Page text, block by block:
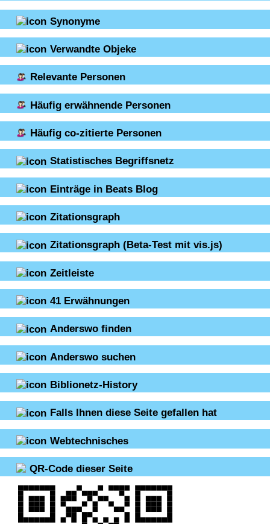
Synonyme
Verwandte Objeke
Relevante Personen
Häufig erwähnende Personen
Häufig co-zitierte Personen
Statistisches Begriffsnetz
Einträge in Beats Blog
Zitationsgraph
Zitationsgraph (Beta-Test mit vis.js)
Zeitleiste
41 Erwähnungen
Anderswo finden
Anderswo suchen
Biblionetz-History
Falls Ihnen diese Seite gefallen hat
Webtechnisches
QR-Code dieser Seite